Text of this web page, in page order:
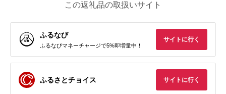
この返礼品の取扱いサイト
ふるなび
ふるなびマネーチャージで5%即増量中！
サイトに行く
ふるさとチョイス サイトに行く